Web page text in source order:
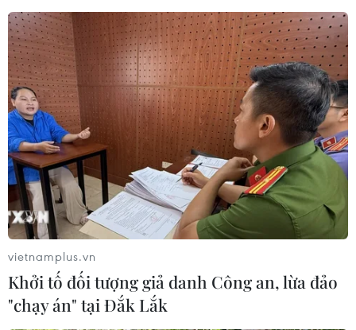
Vi phạm kinh doanh BĐS: Mức phạt 2 tỷ
đồng liệu đã đủ sức răn đe?
17/08/2021 04:22
Theo đề xuất của Bộ Xây dựng, việc sử dụng vốn huy
động của tổ chức, cá nhân thuê, mua bất động sản hình
thành trong tương lai mà không đúng mục đích cam kết
sẽ bị xử phạt lên đến 800 triệu đồng.
vietnamplus.vn
Khởi tố đối tượng giả danh Công an, lừa đảo
"chạy án" tại Đắk Lắk